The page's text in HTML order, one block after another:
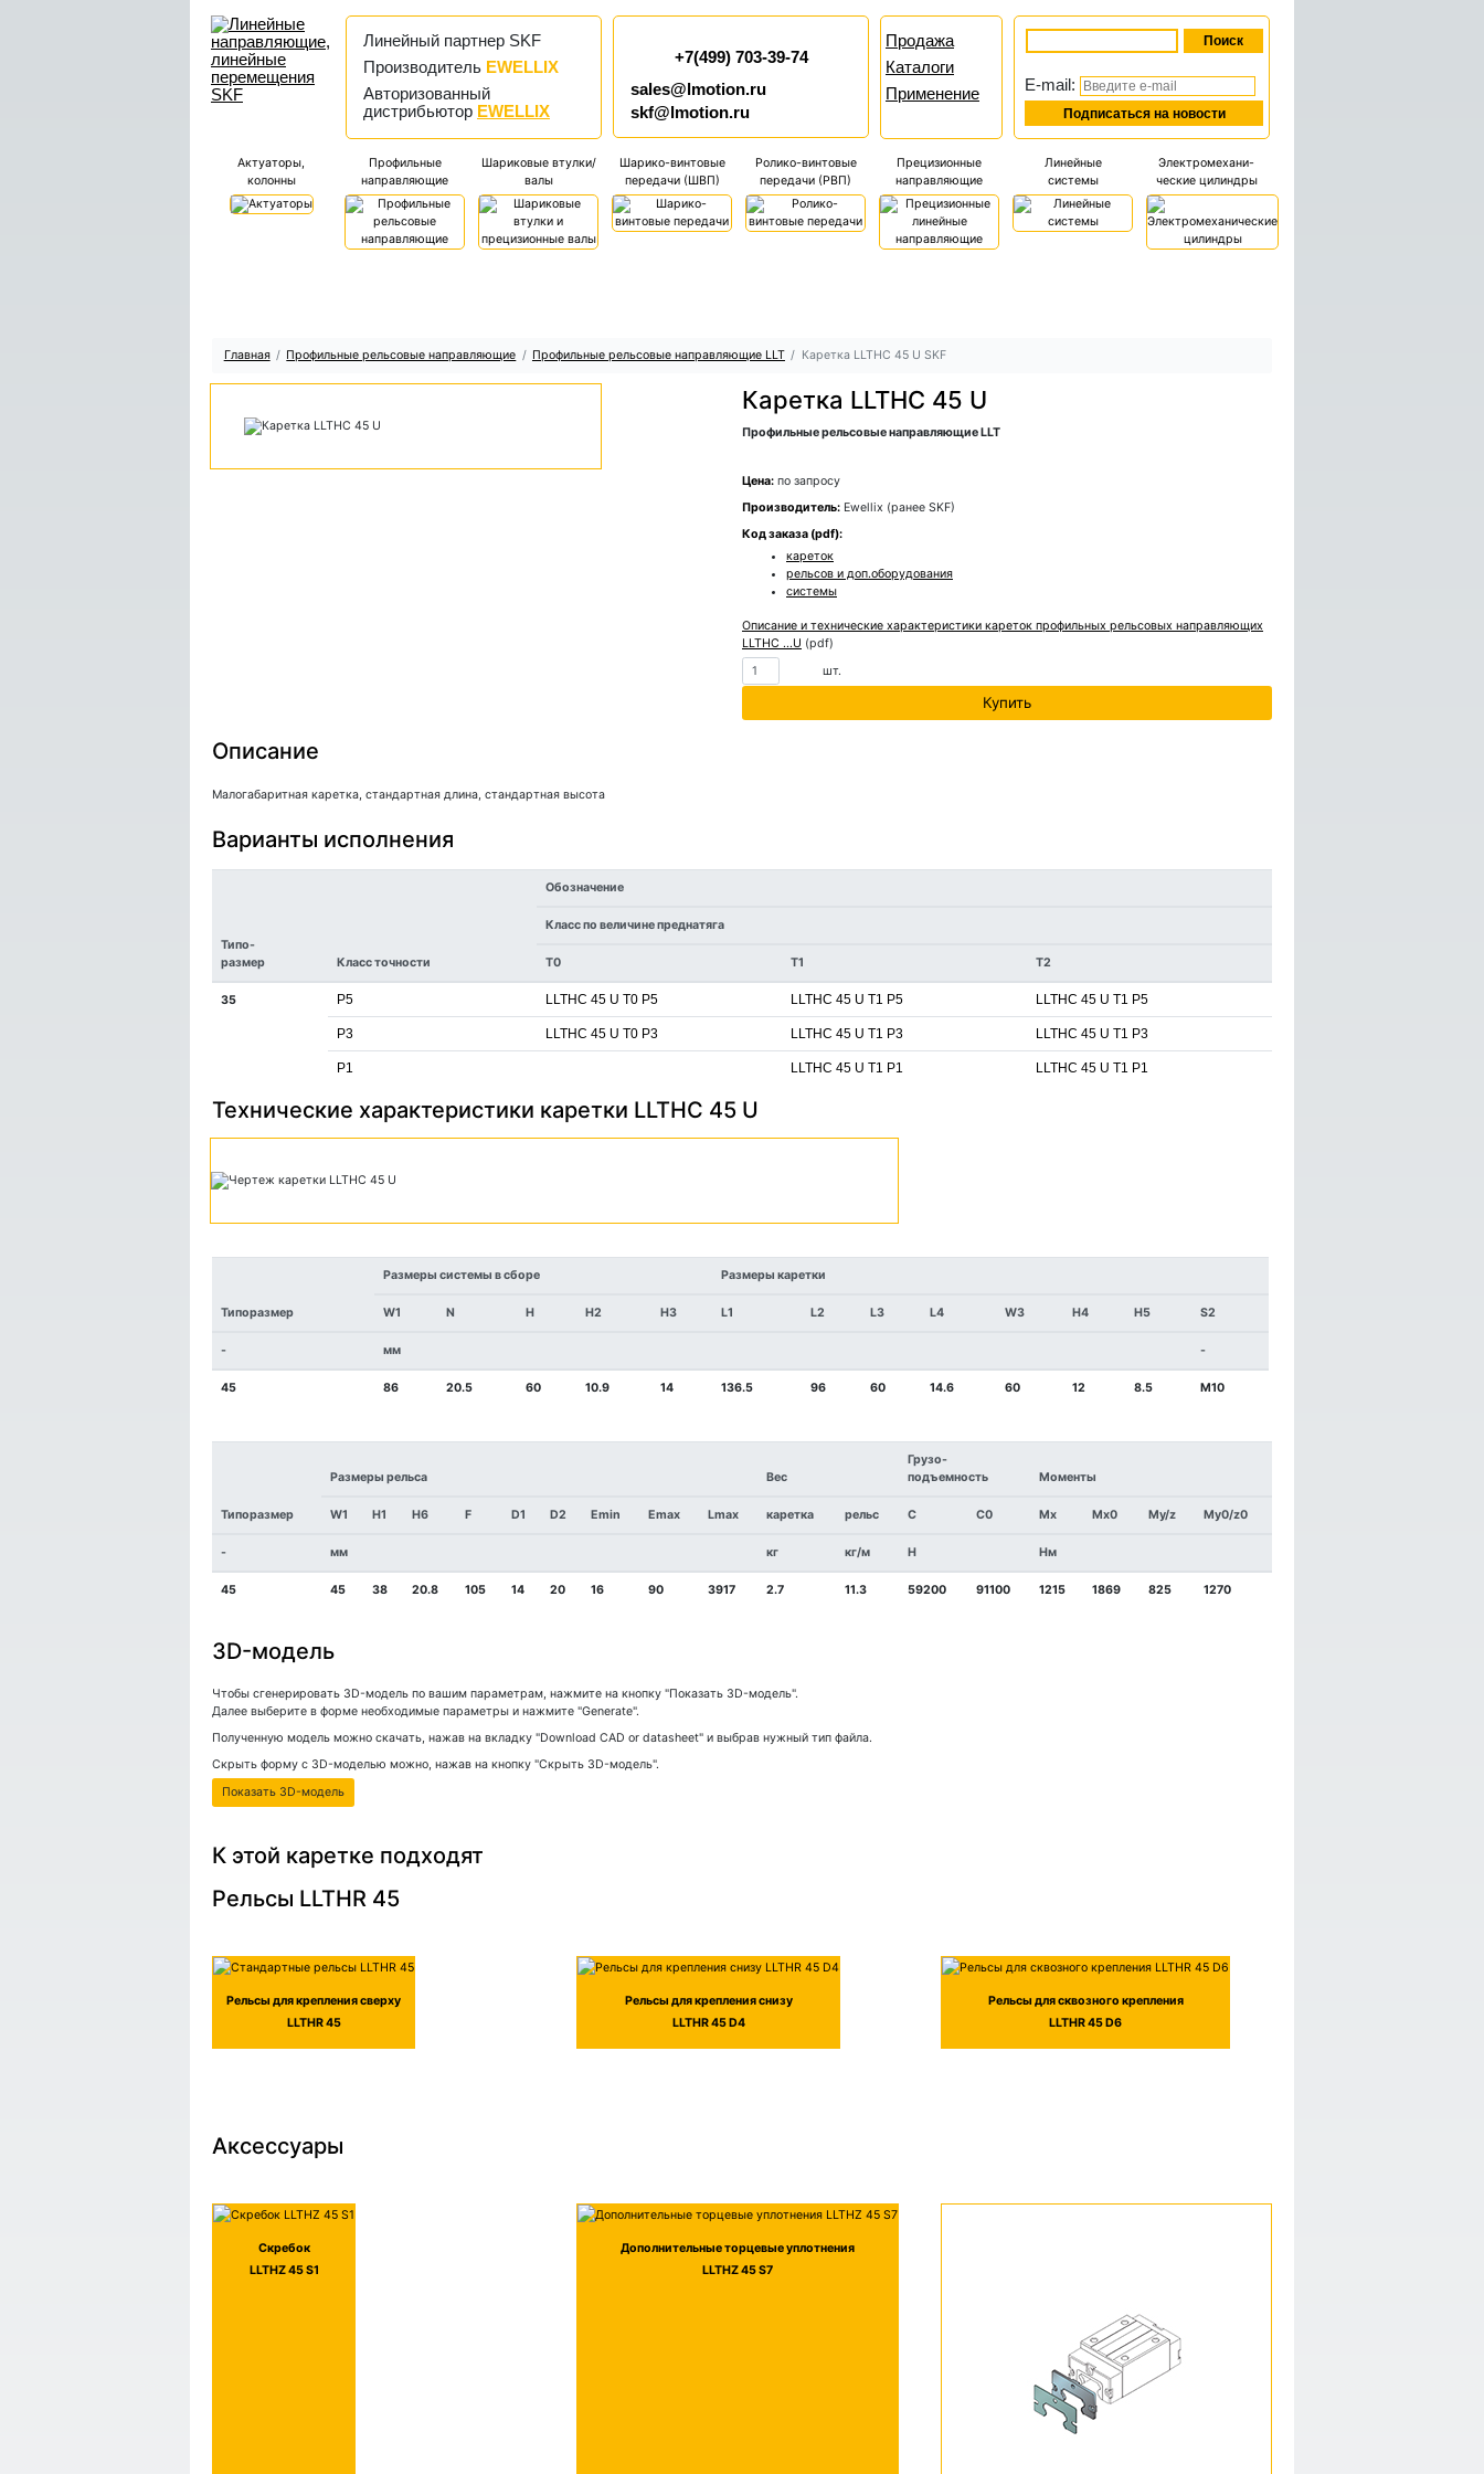
Линейный партнер SKF
Производитель EWELLIX
Авторизованный
дистрибьютор EWELLIX
+7(499) 703-39-74
sales@lmotion.ru
skf@lmotion.ru
Продажа
Каталоги
Применение
E-mail:
Актуаторы,
колонны
Профильные
направляющие
Шариковые втулки/
валы
Шарико-винтовые
передачи (ШВП)
Ролико-винтовые
передачи (РВП)
Прецизионные
направляющие
Линейные
системы
Электромехани-
ческие цилиндры
Главная Профильные рельсовые направляющие Профильные рельсовые направляющие LLT Каретка LLTHC 45 U SKF
Каретка LLTHC 45 U
Профильные рельсовые направляющие LLT
Цена: по запросу
Производитель: Ewellix (ранее SKF)
Код заказа (pdf):
кареток
рельсов и доп.оборудования
системы
Описание и технические характеристики кареток профильных рельсовых направляющих
LLTHC ...U (pdf)
шт.
Описание
Малогабаритная каретка, стандартная длина, стандартная высота
Варианты исполнения
Типо-
размер
Класс точности
Обозначение
Класс по величине преднатяга
T0 T1 T2
35 P5 LLTHC 45 U T0 P5 LLTHC 45 U T1 P5 LLTHC 45 U T1 P5
P3 LLTHC 45 U T0 P3 LLTHC 45 U T1 P3 LLTHC 45 U T1 P3
P1 LLTHC 45 U T1 P1 LLTHC 45 U T1 P1
Технические характеристики каретки LLTHC 45 U
Типоразмер
Размеры системы в сборе Размеры каретки
W1 N H H2 H3 L1 L2 L3 L4 W3 H4 H5 S2
- мм -
45 86 20.5 60 10.9 14 136.5 96 60 14.6 60 12 8.5 M10
Типоразмер
Размеры рельса Вес
Грузо-
подъемность
Моменты
W1 H1 H6 F D1 D2 Emin Emax Lmax каретка рельс C C0 Mx Mx0 My/z My0/z0
- мм кг кг/м Н Нм
45 45 38 20.8 105 14 20 16 90 3917 2.7 11.3 59200 91100 1215 1869 825 1270
3D-модель
Чтобы сгенерировать 3D-модель по вашим параметрам, нажмите на кнопку "Показать 3D-модель".
Далее выберите в форме необходимые параметры и нажмите "Generate".
Полученную модель можно скачать, нажав на вкладку "Download CAD or datasheet" и выбрав нужный тип файла.
Скрыть форму с 3D-моделью можно, нажав на кнопку "Скрыть 3D-модель".
Показать 3D-модель
К этой каретке подходят
Рельсы LLTHR 45
Рельсы для крепления сверху
LLTHR 45
Рельсы для крепления снизу
LLTHR 45 D4
Рельсы для сквозного крепления
LLTHR 45 D6
Аксессуары
Скребок
LLTHZ 45 S1
Дополнительные торцевые уплотнения
LLTHZ 45 S7